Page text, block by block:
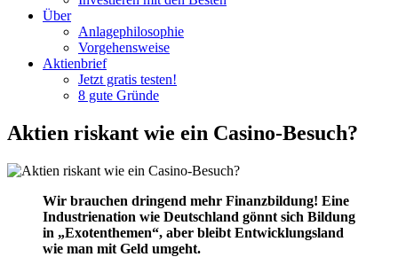
Über
Anlagephilosophie
Vorgehensweise
Aktienbrief
Jetzt gratis testen!
8 gute Gründe
Aktien riskant wie ein Casino-Besuch?
Wir brauchen dringend mehr Finanzbildung! Eine
Industrienation wie Deutschland gönnt sich Bildung
in „Exotenthemen“, aber bleibt Entwicklungsland
wie man mit Geld umgeht.